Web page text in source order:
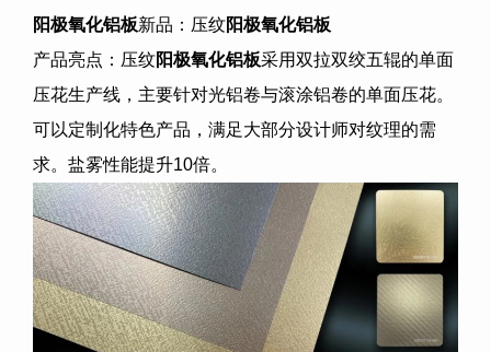
阳极氧化铝板新品：压纹阳极氧化铝板
产品亮点：压纹阳极氧化铝板采用双拉双绞五辊的单面
压花生产线，主要针对光铝卷与滚涂铝卷的单面压花。
可以定制化特色产品，满足大部分设计师对纹理的需
求。盐雾性能提升10倍。